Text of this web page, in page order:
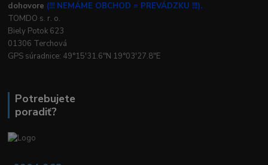
dohovore (!!! NEMÁME OBCHOD = PREVÁDZKU !!!).
TOMDO s. r. o.
Biely Potok 623
01306 Terchová
GPS súradnice: 49°15'31.6"N 19°03'27.8"E
Potrebujete
poradiť?